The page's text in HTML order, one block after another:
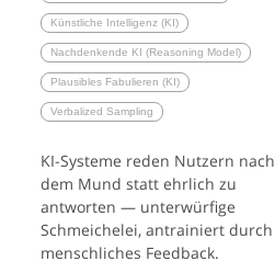
Künstliche Intelligenz (KI)
Nachdenkende KI (Reasoning Model)
Plausibles Fabulieren (KI)
Verbalized Sampling
KI-Systeme reden Nutzern nach
dem Mund statt ehrlich zu
antworten — unterwürfige
Schmeichelei, antrainiert durch
menschliches Feedback.